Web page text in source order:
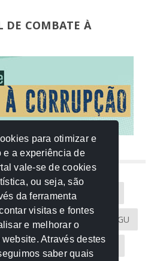
DE COMBATE À
AGU AMM
CAU-MT CGU
MPC-MT MPE-MT
para otimizar e
e a experiência de
vale-se de cookies
ou seja, são
da ferramenta
visitas e fontes
e melhorar o
Através destes
saber quais